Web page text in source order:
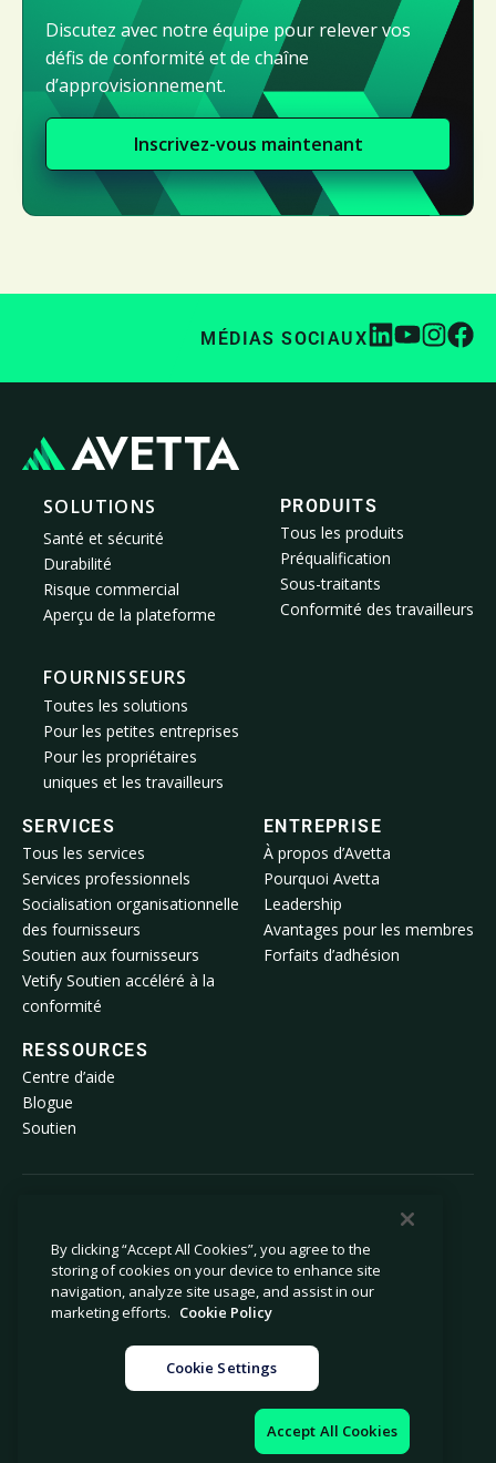
Discutez avec notre équipe pour relever vos
défis de conformité et de chaîne
d’approvisionnement.
Inscrivez-vous maintenant
MÉDIAS SOCIAUX
SOLUTIONS
Santé et sécurité
Durabilité
Risque commercial
Aperçu de la plateforme
FOURNISSEURS
Toutes les solutions
Pour les petites entreprises
Pour les propriétaires
uniques et les travailleurs
PRODUITS
Tous les produits
Préqualification
Sous-traitants
Conformité des travailleurs
SERVICES
Tous les services
Services professionnels
Socialisation organisationnelle
des fournisseurs
Soutien aux fournisseurs
Vetify Soutien accéléré à la
conformité
ENTREPRISE
À propos d’Avetta
Pourquoi Avetta
Leadership
Avantages pour les membres
Forfaits d’adhésion
RESSOURCES
Centre d’aide
Blogue
Soutien
Politique de confidentialité
Politique relative aux témoins
Avis lors de la collecte
Déclaration sur l’esclavage moderne
renseignements personnels
Mentions légales
Paramètres relatifs aux témoins
By clicking “Accept All Cookies”, you agree to the
storing of cookies on your device to enhance site
navigation, analyze site usage, and assist in our
marketing efforts. Cookie Policy
Cookie Settings
Accept All Cookies